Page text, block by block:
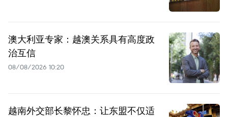
澳大利亚专家：越澳关系具有高度政
治互信
08/08/2026 10:20
越南外交部长黎怀忠：让东盟不仅适